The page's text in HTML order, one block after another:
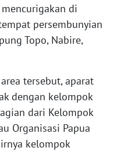
di
persembunyian
Topo, Nabire,
tersebut, aparat
dengan kelompok
dari Kelompok
Organisasi Papua
kelompok